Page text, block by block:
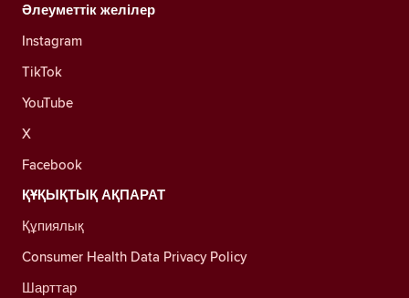
Әлеуметтік желілер
Instagram
TikTok
YouTube
X
Facebook
ҚҰҚЫҚТЫҚ АҚПАРАТ
Құпиялық
Consumer Health Data Privacy Policy
Шарттар